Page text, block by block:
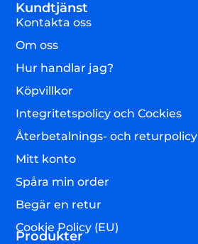
Kundtjänst
Kontakta oss
Om oss
Hur handlar jag?
Köpvillkor
Integritetspolicy och Cockies
Återbetalnings- och returpolicy
Mitt konto
Spåra min order
Begär en retur
Cookie Policy (EU)
Produkter